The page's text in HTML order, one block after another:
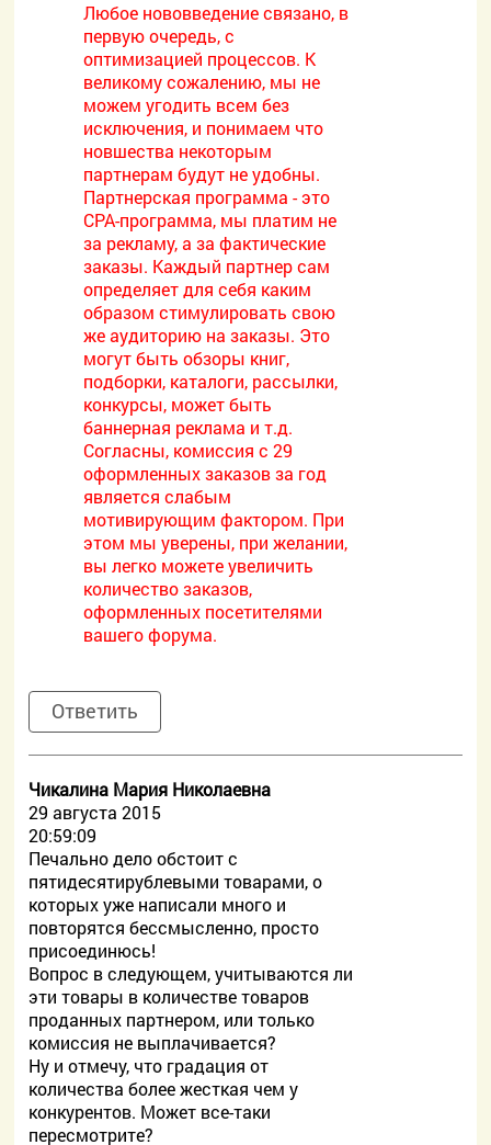
Любое нововведение связано, в
первую очередь, с
оптимизацией процессов. К
великому сожалению, мы не
можем угодить всем без
исключения, и понимаем что
новшества некоторым
партнерам будут не удобны.
Партнерская программа - это
CPA-программа, мы платим не
за рекламу, а за фактические
заказы. Каждый партнер сам
определяет для себя каким
образом стимулировать свою
же аудиторию на заказы. Это
могут быть обзоры книг,
подборки, каталоги, рассылки,
конкурсы, может быть
баннерная реклама и т.д.
Согласны, комиссия с 29
оформленных заказов за год
является слабым
мотивирующим фактором. При
этом мы уверены, при желании,
вы легко можете увеличить
количество заказов,
оформленных посетителями
вашего форума.
Ответить
Чикалина Мария Николаевна
29 августа 2015
20:59:09
Печально дело обстоит с
пятидесятирублевыми товарами, о
которых уже написали много и
повторятся бессмысленно, просто
присоединюсь!
Вопрос в следующем, учитываются ли
эти товары в количестве товаров
проданных партнером, или только
комиссия не выплачивается?
Ну и отмечу, что градация от
количества более жесткая чем у
конкурентов. Может все-таки
пересмотрите?